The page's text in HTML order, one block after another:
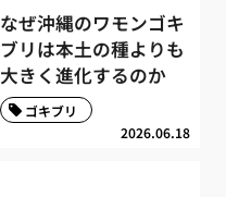
なぜ沖縄のワモンゴキ
ブリは本土の種よりも
大きく進化するのか
2026.06.18
ゴキブリ